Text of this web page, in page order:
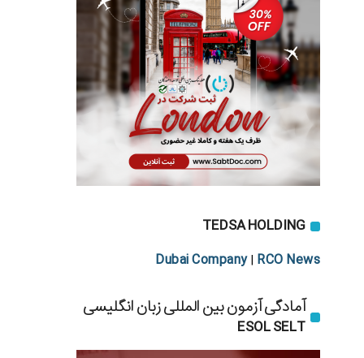
TEDSA HOLDING
Dubai Company| RCO News
آمادگی آزمون بین المللی زبان انگلیسی
ESOL SELT